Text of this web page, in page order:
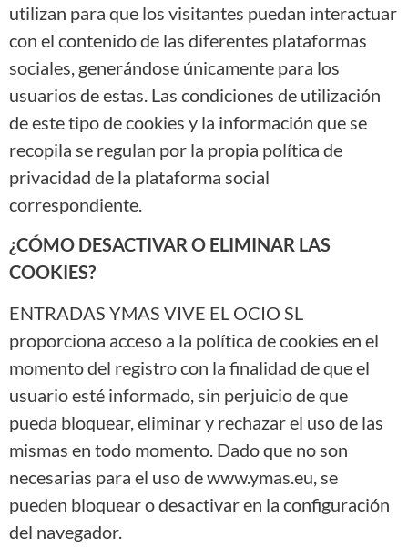
utilizan para que los visitantes puedan interactuar
con el contenido de las diferentes plataformas
sociales, generándose únicamente para los
usuarios de estas. Las condiciones de utilización
de este tipo de cookies y la información que se
recopila se regulan por la propia política de
privacidad de la plataforma social
correspondiente.
¿CÓMO DESACTIVAR O ELIMINAR LAS
COOKIES?
ENTRADAS YMAS VIVE EL OCIO SL
proporciona acceso a la política de cookies en el
momento del registro con la finalidad de que el
usuario esté informado, sin perjuicio de que
pueda bloquear, eliminar y rechazar el uso de las
mismas en todo momento. Dado que no son
necesarias para el uso de www.ymas.eu, se
pueden bloquear o desactivar en la configuración
del navegador.